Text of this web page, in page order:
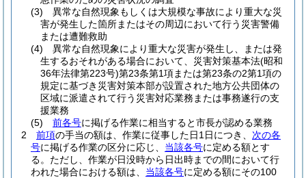
(3)
異常な自然現象もしくは大規模な事故により重大な災
害が発生した箇所またはその周辺において行う災害警備
または遭難救助
(4)
異常な自然現象により重大な災害が発生し、または発
生するおそれがある場合において、災害対策基本法(昭和
36年法律第223号)第23条第1項または第23条の2第1項の
規定に基づき災害対策本部が設置された地方公共団体の
区域に派遣されて行う災害対応業務または事務遂行の支
援業務
(5)
前各号に掲げる作業に相当すると市長が認める業務
2
前項の手当の額は、作業に従事した日1日につき、 次の各
号に掲げる作業の区分に応じ、 当該各号に定める額とす
る。 ただし、作業が日没時から日出時までの間において行
われた場合における額は、 当該各号に定める額にその100